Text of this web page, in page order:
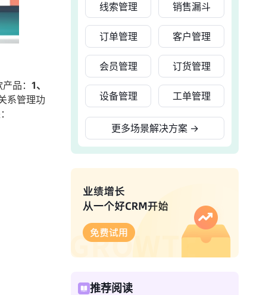
品： 1、
系管理功
线索管理 销售漏斗
订单管理 客户管理
会员管理 订货管理
设备管理 工单管理
更多场景解决方案 →
推荐阅读